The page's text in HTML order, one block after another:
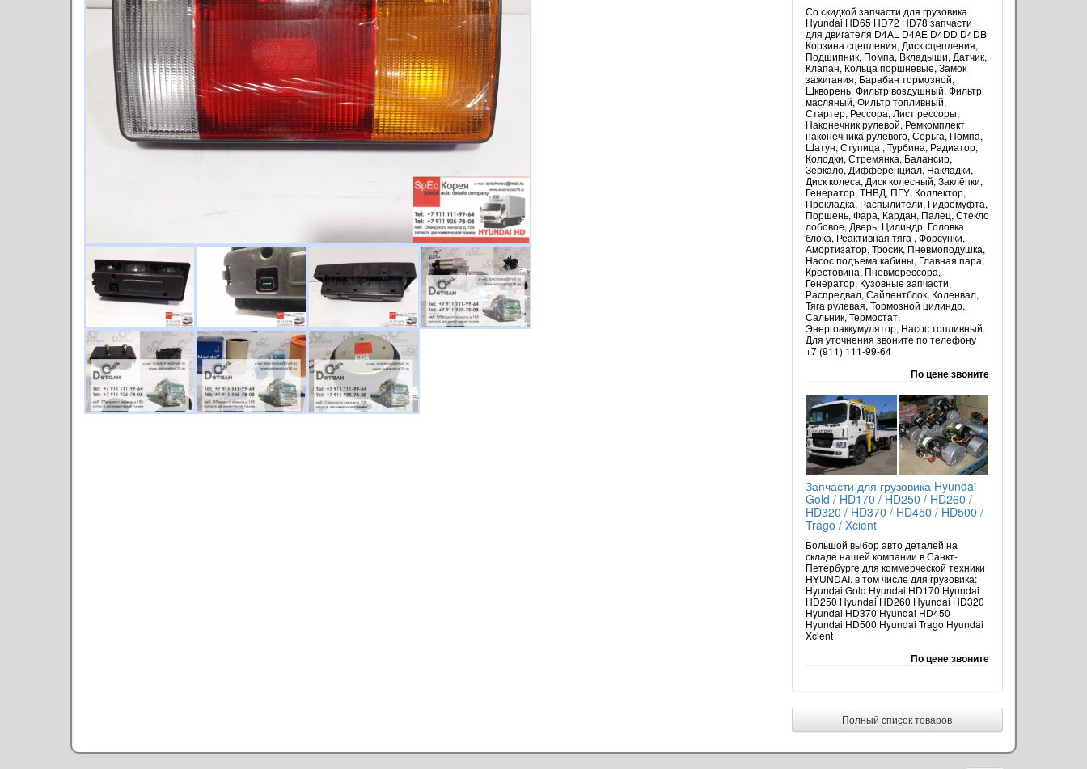
Со скидкой запчасти для грузовика
Hyundai HD65 HD72 HD78 запчасти
для двигателя D4AL D4AE D4DD D4DB
Корзина сцепления, Диск сцепления,
Подшипник, Помпа, Вкладыши, Датчик,
Клапан, Кольца поршневые, Замок
зажигания, Барабан тормозной,
Шкворень, Фильтр воздушный, Фильтр
масляный, Фильтр топливный,
Стартер, Рессора, Лист рессоры,
Наконечник рулевой, Ремкомплект
наконечника рулевого, Серьга, Помпа,
Шатун, Ступица , Турбина, Радиатор,
Колодки, Стремянка, Балансир,
Зеркало, Дифференциал, Накладки,
Диск колеса, Диск колесный, Заклёпки,
Генератор, ТНВД, ПГУ, Коллектор,
Прокладка, Распылители, Гидромуфта,
Поршень, Фара, Кардан, Палец, Стекло
лобовое, Дверь, Цилиндр, Головка
блока, Реактивная тяга , Форсунки,
Амортизатор, Тросик, Пневмоподушка,
Насос подъема кабины, Главная пара,
Крестовина, Пневморессора,
Генератор, Кузовные запчасти,
Распредвал, Сайлентблок, Коленвал,
Тяга рулевая, Тормозной цилиндр,
Сальник, Термостат,
Энергоаккумулятор, Насос топливный.
Для уточнения звоните по телефону
+7 (911) 111-99-64
По цене звоните
Запчасти для грузовика Hyundai
Gold / HD170 / HD250 / HD260 /
HD320 / HD370 / HD450 / HD500 /
Trago / Xcient
Большой выбор авто деталей на
складе нашей компании в Санкт-
Петербурге для коммерческой техники
HYUNDAI. в том числе для грузовика:
Hyundai Gold Hyundai HD170 Hyundai
HD250 Hyundai HD260 Hyundai HD320
Hyundai HD370 Hyundai HD450
Hyundai HD500 Hyundai Trago Hyundai
Xcient
По цене звоните
Полный список товаров